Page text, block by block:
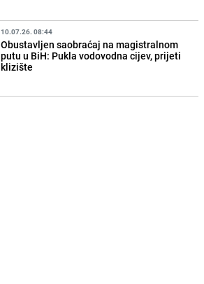
10.07.26. 08:44
Obustavljen saobraćaj na magistralnom
putu u BiH: Pukla vodovodna cijev, prijeti
klizište